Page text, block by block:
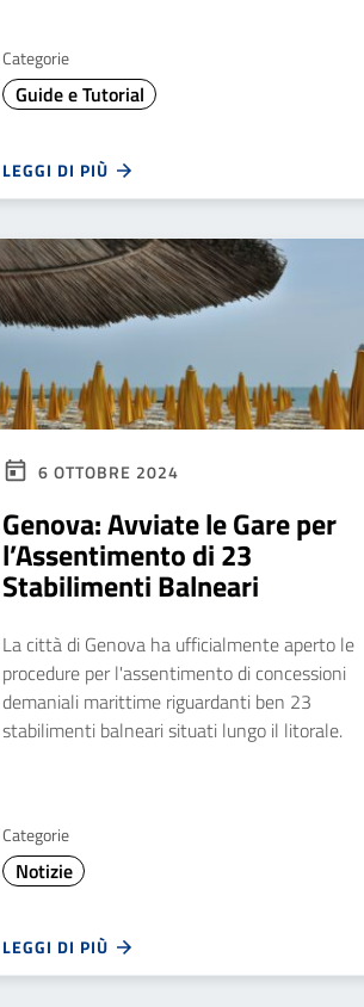
Categorie
Guide e Tutorial
LEGGI DI PIÙ
6 OTTOBRE 2024
Genova: Avviate le Gare per
l’Assentimento di 23
Stabilimenti Balneari
La città di Genova ha ufficialmente aperto le
procedure per l'assentimento di concessioni
demaniali marittime riguardanti ben 23
stabilimenti balneari situati lungo il litorale.
Categorie
Notizie
LEGGI DI PIÙ